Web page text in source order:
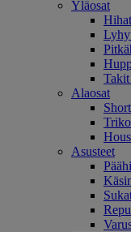
Yläosat
Alaosat
Asusteet